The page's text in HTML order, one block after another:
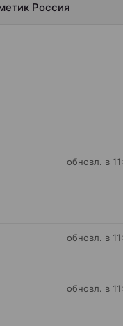
Россия
обновл. в
обновл. в
обновл. в